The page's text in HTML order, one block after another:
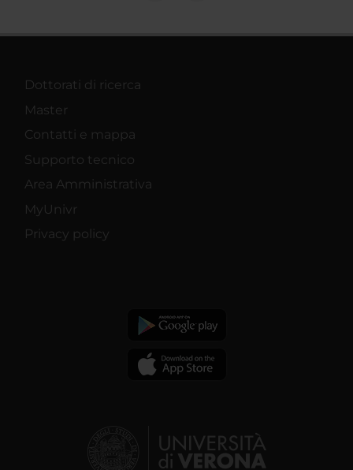
Dottorati di ricerca
Master
Contatti e mappa
Supporto tecnico
Area Amministrativa
MyUnivr
Privacy policy